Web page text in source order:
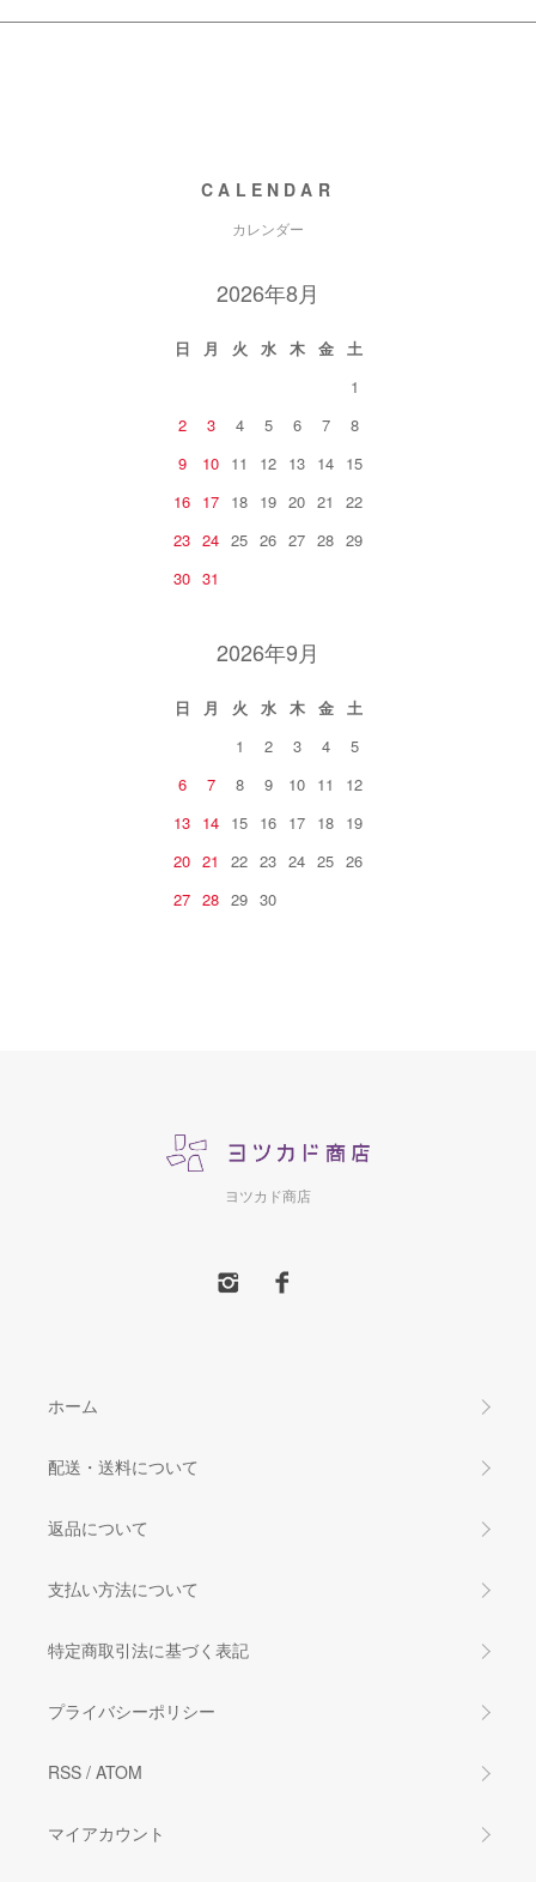
CALENDAR
カレンダー
2026年8月
日 月 火 水 木 金
土
1
2
3 4 5 6 7
8
9
10 11 12 13 14 15
16 17 18 19 20 21
22
23 24 25 26 27 28 29
30 31
2026年9月
日 月 火 水 木 金
土
1
2 3 4
5
6
7 8 9 10 11
12
13 14 15 16 17 18 19
20 21 22 23 24 25 26
27 28 29 30
ヨツカド商店
ホーム
配送・送料について
返品について
支払い方法について
特定商取引法に基づく表記
プライバシーポリシー
RSS / ATOM
マイアカウント